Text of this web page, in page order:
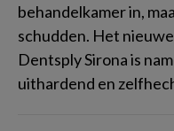
behandelkamer in,
schudden. Het
Dentsply Sirona is
uithardend en